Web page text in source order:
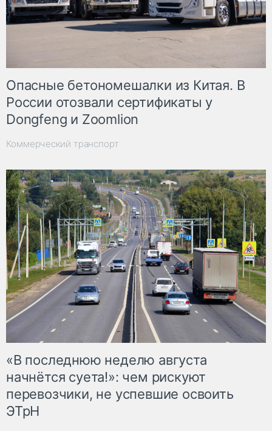
Опасные бетономешалки из Китая. В
России отозвали сертификаты у
Dongfeng и Zoomlion
Коммерческий транспорт
«В последнюю неделю августа
начнётся суета!»: чем рискуют
перевозчики, не успевшие освоить
ЭТрН